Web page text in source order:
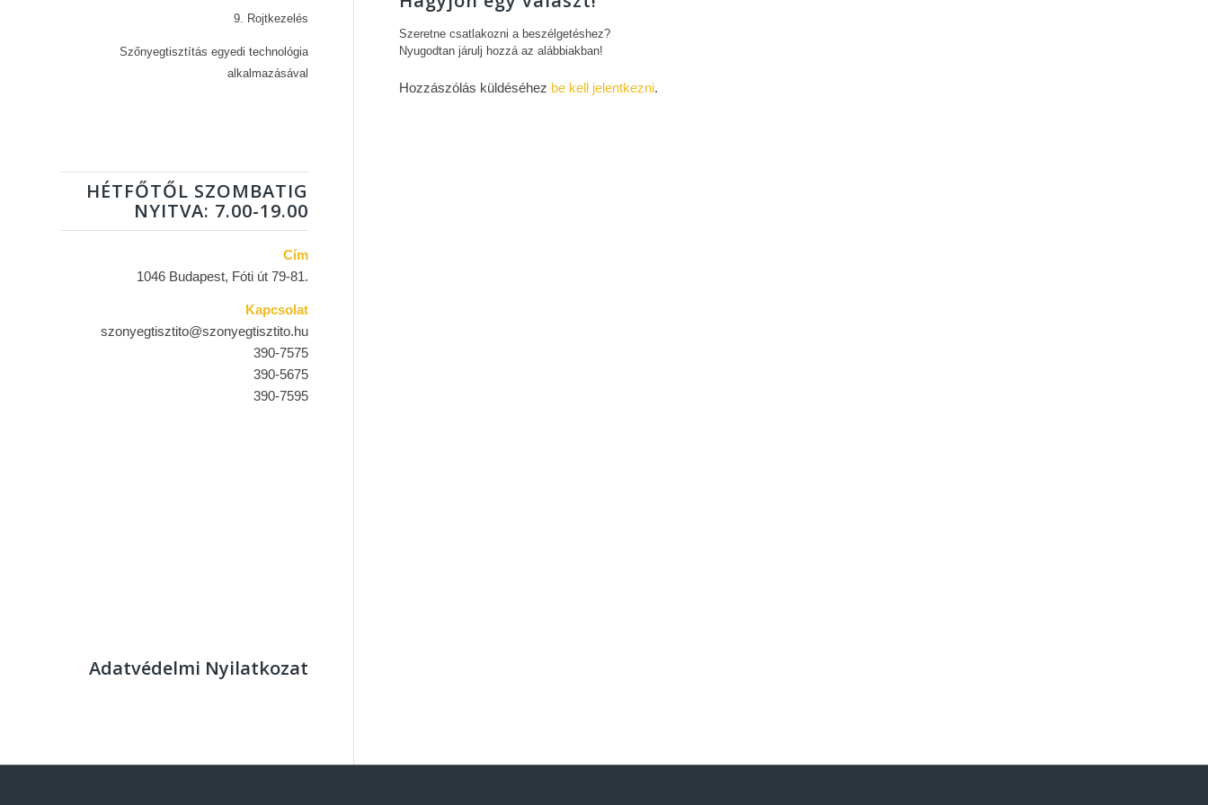
Szeretne csatlakozni a beszélgetéshez?
Nyugodtan járulj hozzá az alábbiakban!
Hozzászólás küldéséhez be kell jelentkezni.
9. Rojtkezelés
Szőnyegtisztítás egyedi technológia
alkalmazásával
HÉTFŐTŐL SZOMBATIG
NYITVA: 7.00-19.00
Cím
1046 Budapest, Fóti út 79-81.
Kapcsolat
szonyegtisztito@szonyegtisztito.hu
390-7575
390-5675
390-7595
Adatvédelmi Nyilatkozat